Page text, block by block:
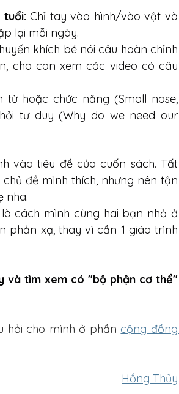
Chỉ tay vào hình/vào vật và
lại mỗi ngày.
khích bé nói câu hoàn chỉnh
cho con xem các video có câu
từ hoặc chức năng (Small nose,
tư duy (Why do we need our
vào tiêu đề của cuốn sách. Tất
đề mình thích, nhưng nên tận
nha.
cách mình cùng hai bạn nhỏ ở
phản xạ, thay vì cần 1 giáo trình
và tìm xem có "bộ phận cơ thể"
hỏi cho mình ở phần cộng đồng
Hồng Thủy